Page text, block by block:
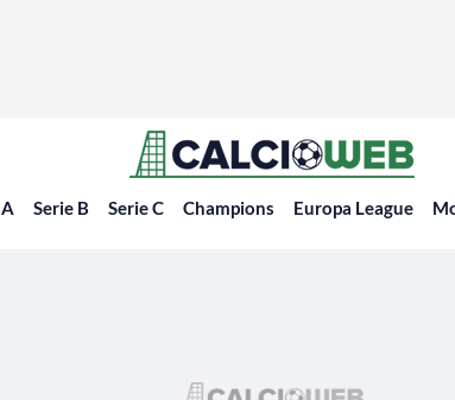
Serie B Serie C Champions Europa League